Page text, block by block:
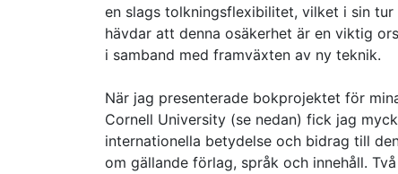
en slags tolkningsflexibilitet, vilket i sin
hävdar att denna osäkerhet är en viktig
i samband med framväxten av ny teknik.
När jag presenterade bokprojektet för
Cornell University (se nedan) fick jag
internationella betydelse och bidrag till
om gällande förlag, språk och innehåll.